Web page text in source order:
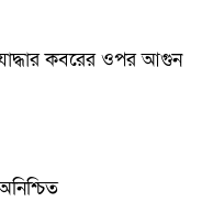
কবরের ওপর আগুন